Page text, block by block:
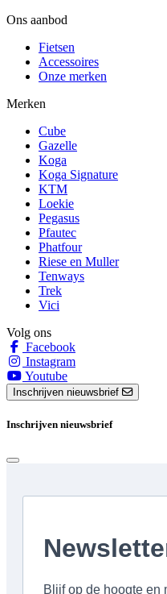
Ons aanbod
Fietsen
Accessoires
Onze merken
Merken
Cube
Gazelle
Koga
Koga Signature
KTM
Loekie
Pegasus
Pfautec
Phatfour
Riese en Muller
Tenways
Trek
Vici
Volg ons
Facebook
Instagram
Youtube
Inschrijven nieuwsbrief
Inschrijven nieuwsbrief